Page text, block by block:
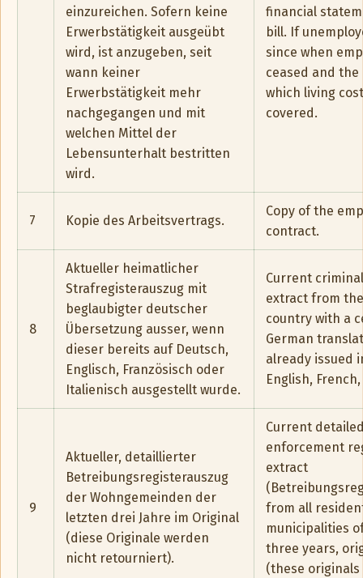
einzureichen. Sofern keine
Erwerbstätigkeit ausgeübt
wird, ist anzugeben, seit
wann keiner
Erwerbstätigkeit mehr
nachgegangen und mit
welchen Mittel der
Lebensunterhalt bestritten
wird.
financial
bill. If
since when
ceased and the
which living
covered.
7 Kopie des Arbeitsvertrags.
Copy of the
contract.
8
Aktueller heimatlicher
Strafregisterauszug mit
beglaubigter deutscher
Übersetzung ausser, wenn
dieser bereits auf Deutsch,
Englisch, Französisch oder
Italienisch ausgestellt wurde.
Current
extract from
country with a
German
already issued
English,
9
Aktueller, detaillierter
Betreibungsregisterauszug
der Wohngemeinden der
letzten drei Jahre im Original
(diese Originale werden
nicht retourniert).
Current
enforcement
extract
from all
municipalities
three years,
(these